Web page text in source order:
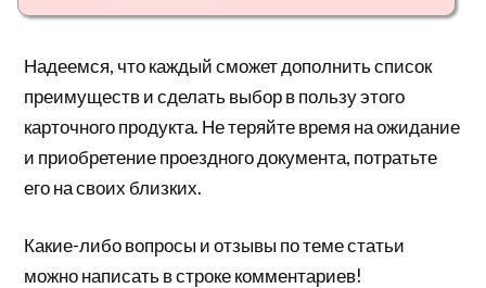
Надеемся, что каждый сможет дополнить список
преимуществ и сделать выбор в пользу этого
карточного продукта. Не теряйте время на ожидание
и приобретение проездного документа, потратьте
его на своих близких.
Какие-либо вопросы и отзывы по теме статьи
можно написать в строке комментариев!